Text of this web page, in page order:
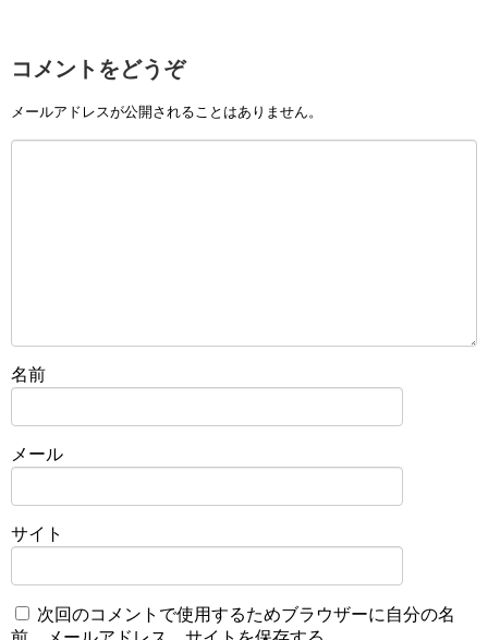
コメントをどうぞ
メールアドレスが公開されることはありません。
名前
メール
サイト
次回のコメントで使用するためブラウザーに自分の名